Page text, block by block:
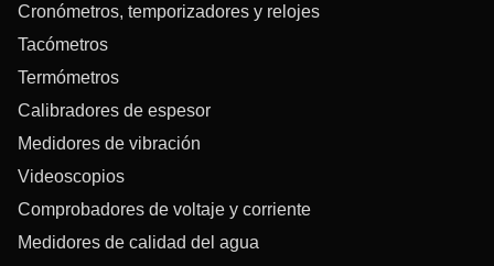
Cronómetros, temporizadores y relojes
Tacómetros
Termómetros
Calibradores de espesor
Medidores de vibración
Videoscopios
Comprobadores de voltaje y corriente
Medidores de calidad del agua